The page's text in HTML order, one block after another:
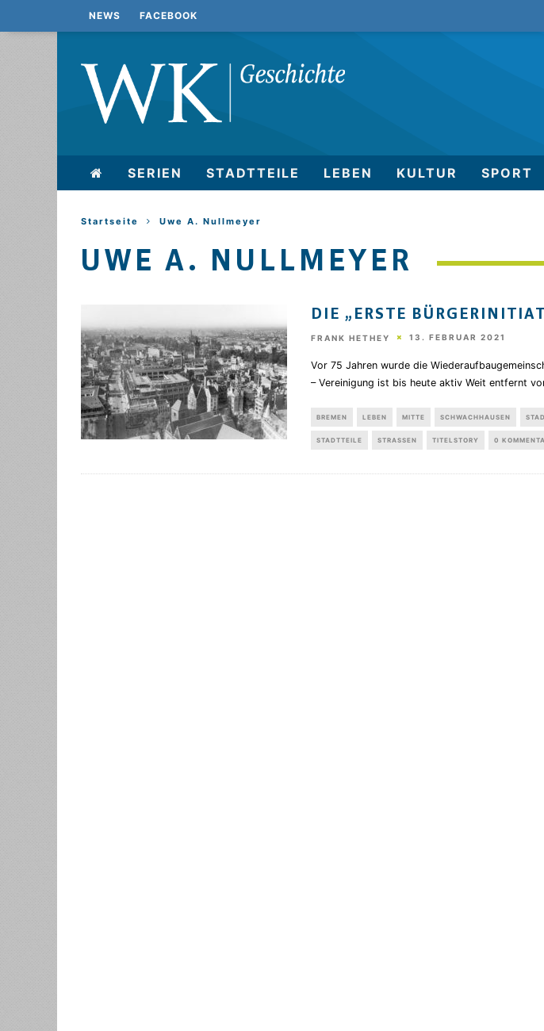
NEWS FACEBOOK
SERIEN STADTTEILE LEBEN KULTUR SPORT
Startseite Uwe A. Nullmeyer
UWE A. NULLMEYER
DIE „ERSTE
FRANK HETHEY 13. FEBRUAR 2021
Vor 75 Jahren wurde die
– Vereinigung ist bis heute aktiv Weit entfernt
BREMEN LEBEN MITTE SCHWACHHAUSEN
STADTTEILE STRASSEN TITELSTORY 0